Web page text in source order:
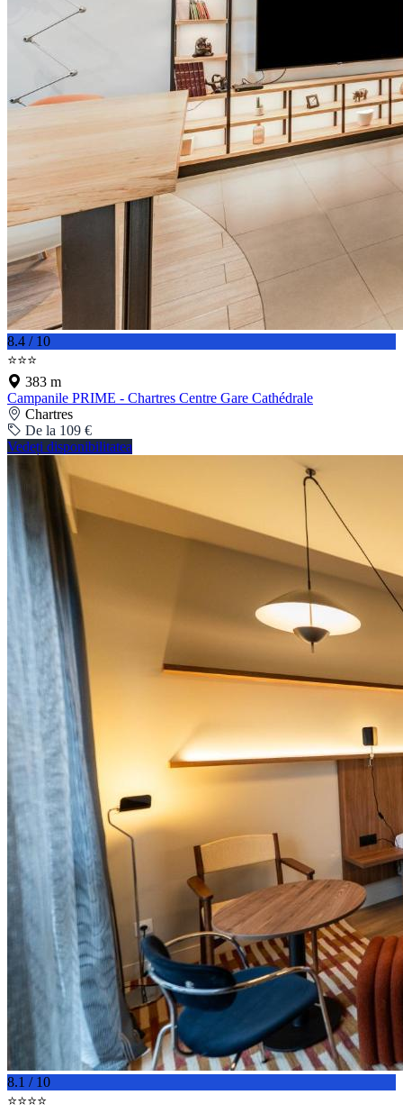
8.4 / 10
⭐⭐⭐
383 m
Campanile PRIME - Chartres Centre Gare Cathédrale
Chartres
De la 109 €
Vedeți disponibilitatea
8.1 / 10
⭐⭐⭐⭐